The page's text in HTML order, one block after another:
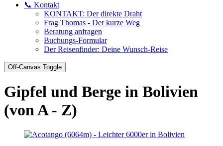
📞 Kontakt
KONTAKT: Der direkte Draht
Frag Thomas - Der kurze Weg
Beratung anfragen
Buchungs-Formular
Der Reisenfinder: Deine Wunsch-Reise
Off-Canvas Toggle
Gipfel und Berge in Bolivien
(von A - Z)